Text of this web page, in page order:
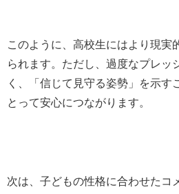
このように、高校生にはより現実
られます。ただし、過度なプレッ
く、「信じて見守る姿勢」を示す
とって安心につながります。
次は、子どもの性格に合わせたコ